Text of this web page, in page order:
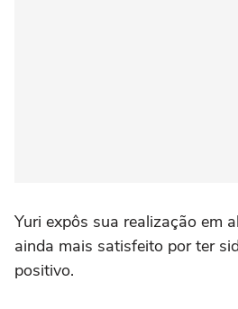
Yuri expôs sua realização em
ainda mais satisfeito por ter
positivo.